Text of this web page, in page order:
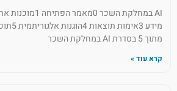
מתוך 5 בסדרת AI במחלקת השכר
קרא עוד »